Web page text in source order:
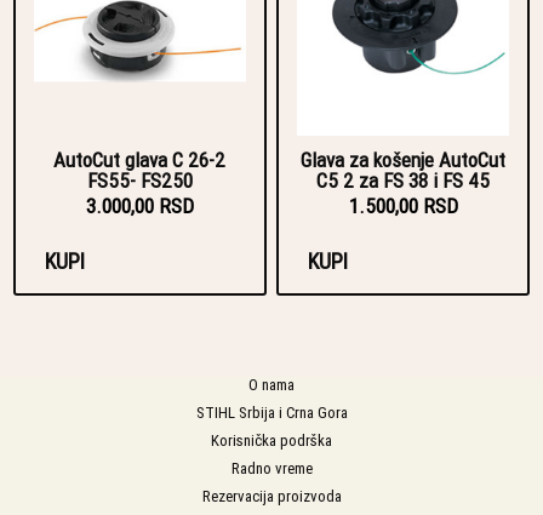
AutoCut glava C 26-2
FS55- FS250
3.000,00 RSD
KUPI
Glava za košenje AutoCut
C5 2 za FS 38 i FS 45
1.500,00 RSD
KUPI
O nama
STIHL Srbija i Crna Gora
Korisnička podrška
Radno vreme
Rezervacija proizvoda